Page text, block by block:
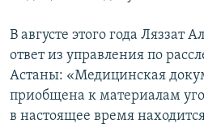
В августе этого года Ляззат
ответ из управления по
Астаны: «Медицинская
приобщена к материалам
в настоящее время